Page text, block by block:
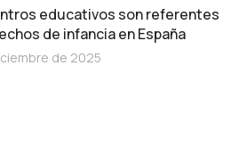
educativos son referentes
de infancia en España
de 2025